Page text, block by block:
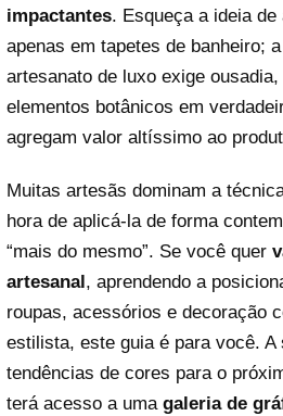
impactantes. Esqueça a ideia
apenas em tapetes de banheiro;
artesanato de luxo exige
elementos botânicos em
agregam valor altíssimo ao
Muitas artesãs dominam a
hora de aplicá-la de forma
“mais do mesmo”. Se você quer
artesanal , aprendendo a
roupas, acessórios e decoração
estilista, este guia é para você. A
tendências de cores para o
terá acesso a uma galeria de